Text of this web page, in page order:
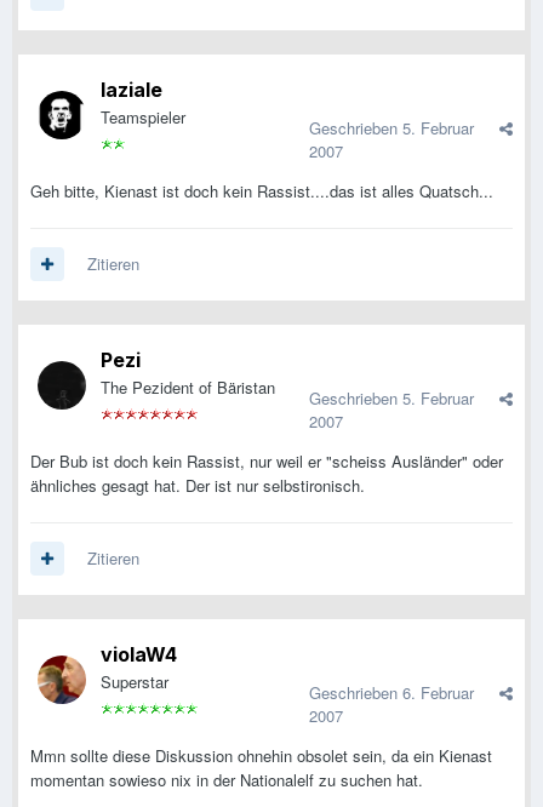
laziale
Teamspieler Geschrieben 5. Februar
2007
Geh bitte, Kienast ist doch kein Rassist....das ist alles Quatsch...
Zitieren
Pezi
The Pezident of Bäristan Geschrieben 5. Februar
2007
Der Bub ist doch kein Rassist, nur weil er "scheiss Ausländer" oder
ähnliches gesagt hat. Der ist nur selbstironisch.
Zitieren
violaW4
Superstar Geschrieben 6. Februar
2007
Mmn sollte diese Diskussion ohnehin obsolet sein, da ein Kienast
momentan sowieso nix in der Nationalelf zu suchen hat.